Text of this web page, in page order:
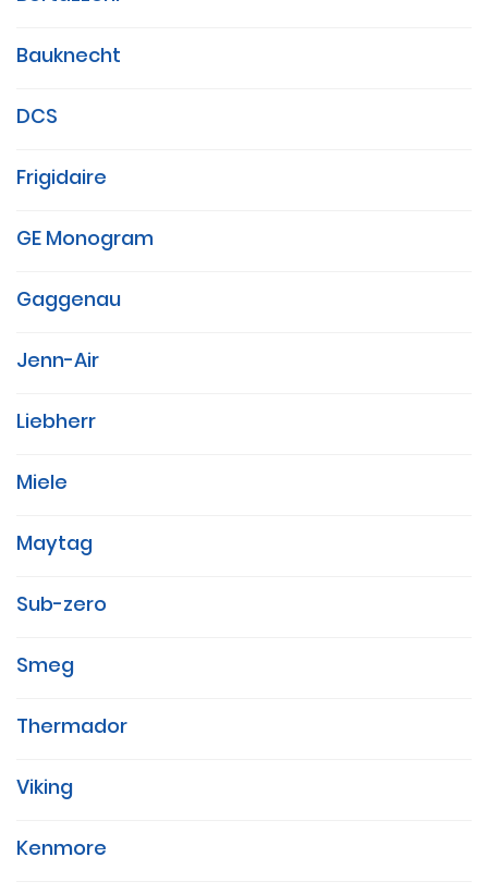
Bauknecht
DCS
Frigidaire
GE Monogram
Gaggenau
Jenn-Air
Liebherr
Miele
Maytag
Sub-zero
Smeg
Thermador
Viking
Kenmore